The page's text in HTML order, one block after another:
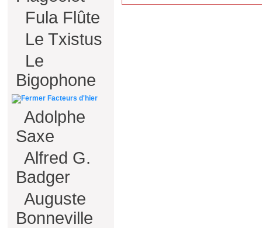
Fula Flûte
Le Txistus
Le
Bigophone
Facteurs d'hier
Adolphe
Saxe
Alfred G.
Badger
Auguste
Bonneville